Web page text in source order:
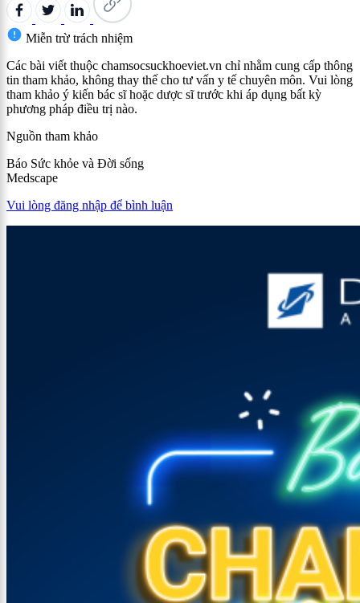
Miễn trừ trách nhiệm
Các bài viết thuộc chamsocsuckhoeviet.vn chỉ nhằm cung cấp thông
tin tham khảo, không thay thế cho tư vấn y tế chuyên môn. Vui lòng
tham khảo ý kiến bác sĩ hoặc dược sĩ trước khi áp dụng bất kỳ
phương pháp điều trị nào.
Nguồn tham khảo
Báo Sức khỏe và Đời sống
Medscape
Vui lòng đăng nhập để bình luận